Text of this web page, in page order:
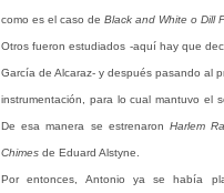
como es el caso de Black and White o Dill
Otros fueron estudiados -aquí hay que
García de Alcaraz- y después pasando al
instrumentación, para lo cual mantuvo el
De esa manera se estrenaron Harlem
Chimes de Eduard Alstyne.
Por entonces, Antonio ya se había